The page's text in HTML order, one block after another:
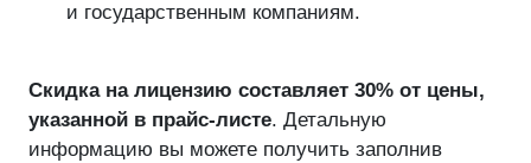
и государственным компаниям.
Скидка на лицензию составляет 30% от цены,
указанной в прайс-листе. Детальную
информацию вы можете получить заполнив